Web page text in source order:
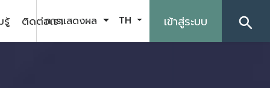
รู้ ติดต่อเราการแสดงผล TH เข้าสู่ระบบ search